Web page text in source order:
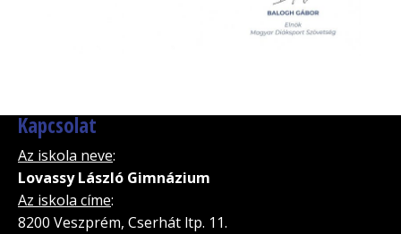
Kapcsolat
Az iskola neve:
Lovassy László Gimnázium
Az iskola címe:
8200 Veszprém, Cserhát ltp. 11.